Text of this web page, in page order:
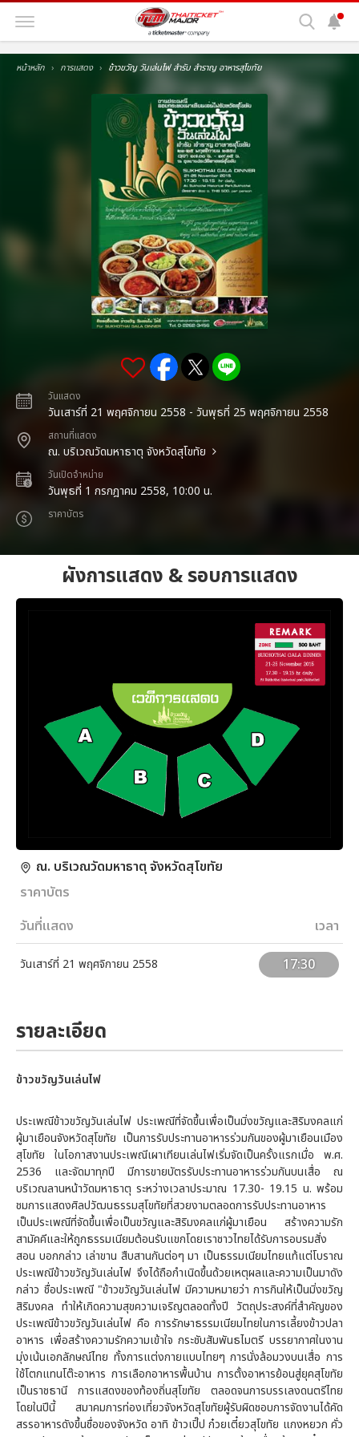
หน้าหลัก การแสดง ข้าวขวัญ วันเล่นไฟ สำรับ สำราญ อาหารสุโขทัย
วันแสดง
วันเสาร์ที่ 21 พฤศจิกายน 2558 - วันพุธที่ 25 พฤศจิกายน 2558
สถานที่แสดง
ณ. บริเวณวัดมหาธาตุ จังหวัดสุโขทัย
วันเปิดจำหน่าย
วันพุธที่ 1 กรกฎาคม 2558, 10:00 น.
ราคาบัตร
ผังการแสดง & รอบการแสดง
ณ. บริเวณวัดมหาธาตุ จังหวัดสุโขทัย
ราคาบัตร
วันที่แสดง
เวลา
วันเสาร์ที่ 21 พฤศจิกายน 2558 17:30
รายละเอียด
ข้าวขวัญวันเล่นไฟ
ประเพณีข้าวขวัญวันเล่นไฟ ประเพณีที่จัดขึ้นเพื่อเป็นมิ่งขวัญและสิริมงคลแก่
ผู้มาเยือนจังหวัดสุโขทัย เป็นการรับประทานอาหารร่วมกันของผู้มาเยือนเมือง
สุโขทัย ในโอกาสงานประเพณีเผาเทียนเล่นไฟเริ่มจัดเป็นครั้งแรกเมื่อ พ.ศ.
2536 และจัดมาทุกปี มีการขายบัตรรับประทานอาหารร่วมกันบนเสื่อ ณ
บริเวณลานหน้าวัดมหาธาตุ ระหว่างเวลาประมาณ 17.30- 19.15 น. พร้อม
ชมการแสดงศิลปวัฒนธรรมสุโขทัยที่สวยงามตลอดการรับประทานอาหาร
เป็นประเพณีที่จัดขึ้นเพื่อเป็นขวัญและสิริมงคลแก่ผู้มาเยือน สร้างความรัก
สามัคคีและให้ถูกธรรมเนียมต้อนรับแขกโดยเราชาวไทยได้รับการอบรมสั่ง
สอน บอกกล่าว เล่าขาน สืบสานกันต่อๆ มา เป็นธรรมเนียมไทยแท้แต่โบราณ
ประเพณีข้าวขวัญวันเล่นไฟ จึงได้ถือกำเนิดขึ้นด้วยเหตุผลและความเป็นมาดัง
กล่าว ชื่อประเพณี "ข้าวขวัญวันเล่นไฟ มีความหมายว่า การกินให้เป็นมิ่งขวัญ
สิริมงคล ทำให้เกิดความสุขความเจริญตลอดทั้งปี วัตถุประสงค์ที่สำคัญของ
ประเพณีข้าวขวัญวันเล่นไฟ คือ การรักษาธรรมเนียมไทยในการเลี้ยงข้าวปลา
อาหาร เพื่อสร้างความรักความเข้าใจ กระชับสัมพันธไมตรี บรรยากาศในงาน
มุ่งเน้นเอกลักษณ์ไทย ทั้งการแต่งกายแบบไทยๆ การนั่งล้อมวงบนเสื่อ การ
ใช้โตกแทนโต๊ะอาหาร การเลือกอาหารพื้นบ้าน การตั้งอาหารย้อนสู่ยุคสุโขทัย
เป็นราชธานี การแสดงของท้องถิ่นสุโขทัย ตลอดจนการบรรเลงดนตรีไทย
โดยในปีนี้ สมาคมการท่องเที่ยวจังหวัดสุโขทัยผู้รับผิดชอบการจัดงานได้คัด
สรรอาหารดังขึ้นชื่อของจังหวัด อาทิ ข้าวเปิ๊ป ก๋วยเตี๋ยวสุโขทัย แกงหยวก คั่ว